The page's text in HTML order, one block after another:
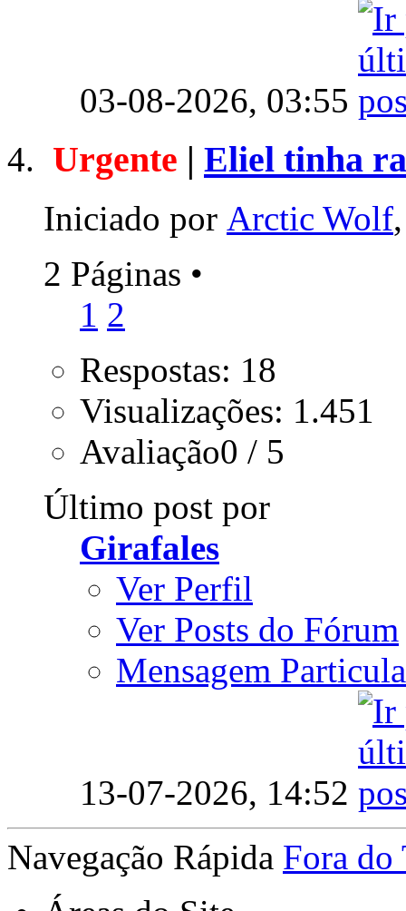
03-08-2026, 03:55
Urgente | Eliel tinha
Iniciado por Arctic Wolf
2 Páginas •
1 2
Respostas: 18
Visualizações: 1.451
Avaliação0 / 5
Último post por
Girafales
Ver Perfil
Ver Posts do Fórum
Mensagem
13-07-2026, 14:52
Navegação Rápida Fora